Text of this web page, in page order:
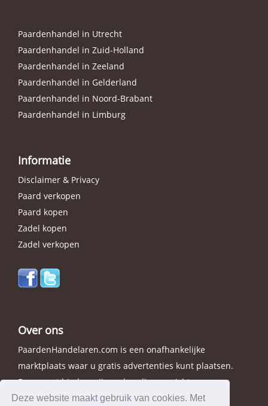
Deze website maakt gebruik van cookies. Met
Paardenhandel in Utrecht
Paardenhandel in Zuid-Holland
Paardenhandel in Zeeland
Paardenhandel in Gelderland
Paardenhandel in Noord-Brabant
Paardenhandel in Limburg
Informatie
Disclaimer & Privacy
Paard verkopen
Paard kopen
Zadel kopen
Zadel verkopen
Over ons
PaardenHandelaren.com is een onafhankelijke
marktplaats waar u gratis advertenties kunt plaatsen.
Daarnaast bieden wij een handig overzicht van
handelaren in elke provincie.